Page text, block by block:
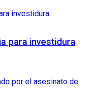
para investidura